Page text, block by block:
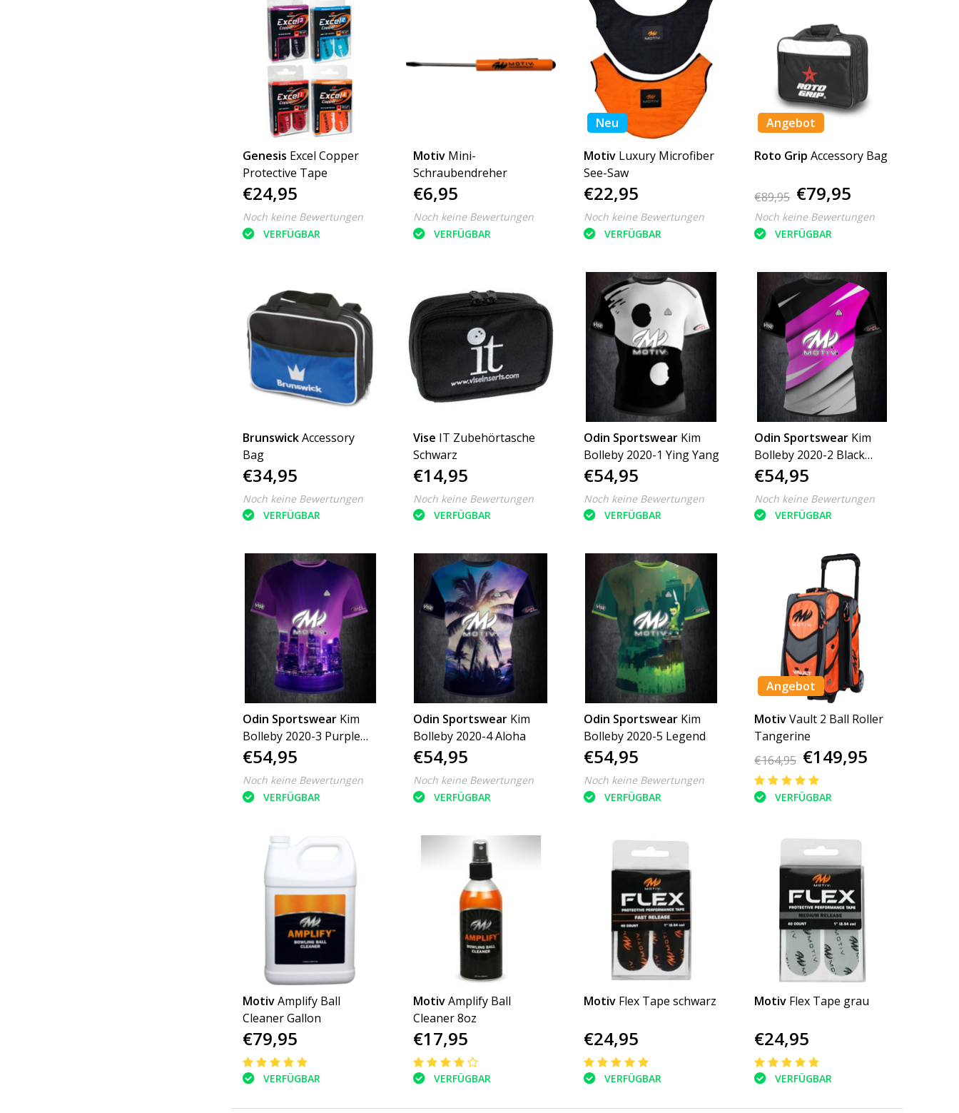
Genesis Excel Copper
Protective Tape
€24,95
Noch keine Bewertungen
VERFÜGBAR
Motiv Mini-
Schraubendreher
€6,95
Noch keine Bewertungen
VERFÜGBAR
Neu
Motiv Luxury Microfiber
See-Saw
€22,95
Noch keine Bewertungen
VERFÜGBAR
Angebot
Roto Grip Accessory Bag
€89,95 €79,95
Noch keine Bewertungen
VERFÜGBAR
Brunswick Accessory
Bag
€34,95
Noch keine Bewertungen
VERFÜGBAR
Vise IT Zubehörtasche
Schwarz
€14,95
Noch keine Bewertungen
VERFÜGBAR
Odin Sportswear Kim
Bolleby 2020-1 Ying Yang
€54,95
Noch keine Bewertungen
VERFÜGBAR
Odin Sportswear Kim
Bolleby 2020-2 Black
Silver Pink
€54,95
Noch keine Bewertungen
VERFÜGBAR
Odin Sportswear Kim
Bolleby 2020-3 Purple
city
€54,95
Noch keine Bewertungen
VERFÜGBAR
Odin Sportswear Kim
Bolleby 2020-4 Aloha
€54,95
Noch keine Bewertungen
VERFÜGBAR
Odin Sportswear Kim
Bolleby 2020-5 Legend
€54,95
Noch keine Bewertungen
VERFÜGBAR
Angebot
MotivVault 2 Ball Roller
Tangerine
€164,95 €149,95
VERFÜGBAR
Motiv Amplify Ball
Cleaner Gallon
€79,95
VERFÜGBAR
MotivAmplify Ball
Cleaner 8oz
€17,95
VERFÜGBAR
Motiv Flex Tape schwarz
€24,95
VERFÜGBAR
Motiv Flex Tape grau
€24,95
VERFÜGBAR